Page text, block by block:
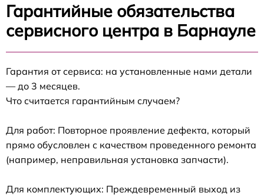
Гарантийные обязательства
сервисного центра в Барнауле
Гарантия от сервиса: на установленные нами детали
— до 3 месяцев.
Что считается гарантийным случаем?
Для работ: Повторное проявление дефекта, который
прямо обусловлен с качеством проведенного ремонта
(например, неправильная установка запчасти).
Для комплектующих: Преждевременный выход из